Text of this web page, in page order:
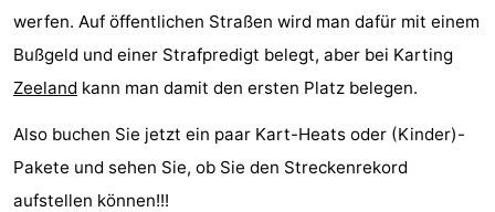
Duinweg
18
-
Kurhaus
-
Soutelande
Ferienhäuser
werfen. Auf öffentlichen Straßen wird man dafür mit einem
Bußgeld und einer Strafpredigt belegt, aber bei Karting
Zeeland kann man damit den ersten Platz belegen.
Also buchen Sie jetzt ein paar Kart-Heats oder (Kinder)-
Pakete und sehen Sie, ob Sie den Streckenrekord
aufstellen können!!!